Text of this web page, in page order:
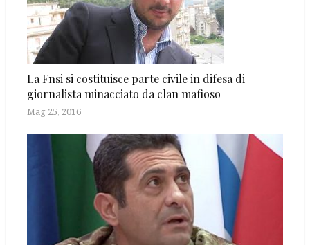
La Fnsi si costituisce parte civile in difesa di
giornalista minacciato da clan mafioso
Mag 25, 2016